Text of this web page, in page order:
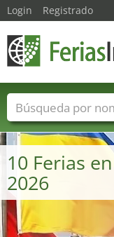
10 Ferias
2026
Login Registrado
Nombres de
Sectores de ferias
Sectores de